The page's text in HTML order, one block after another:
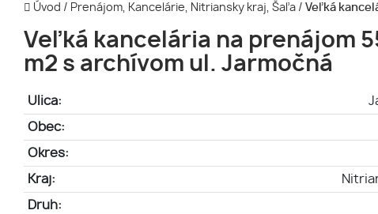
Úvod / Prenájom, Kancelárie, Nitriansky kraj, Šaľa / Veľká
Veľká kancelária na prenájom
m2 s archívom ul. Jarmočná
Ulica:
Obec:
Okres:
Kraj:
Druh: